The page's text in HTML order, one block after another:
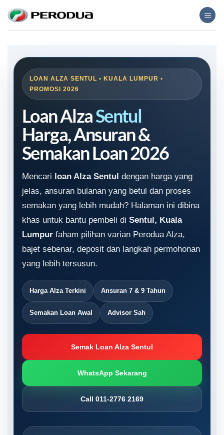
content
LOAN ALZA SENTUL • KUALA LUMPUR •
PROMOSI 2026
Loan AlzaSentul
Harga, Ansuran &
Semakan Loan 2026
Mencari loan Alza Sentul dengan harga yang
jelas, ansuran bulanan yang betul dan proses
semakan yang lebih mudah? Halaman ini dibina
khas untuk bantu pembeli di Sentul, Kuala
Lumpur faham pilihan varian Perodua Alza,
bajet sebenar, deposit dan langkah permohonan
yang lebih tersusun.
Harga Alza Terkini Ansuran 7 & 9 Tahun
Semakan Loan Awal Advisor Sah
Semak Loan Alza Sentul
WhatsApp Sekarang
Call 011-2776 2169